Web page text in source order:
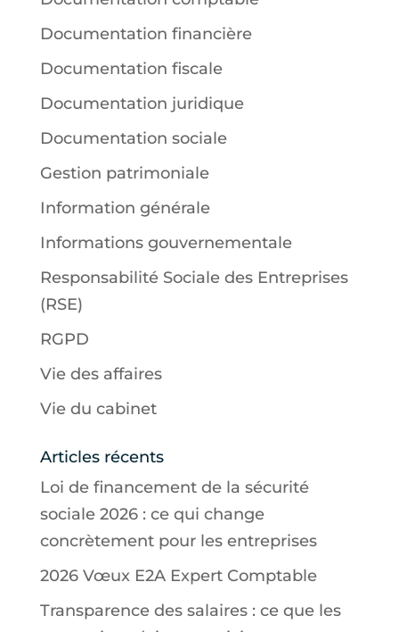
Documentation financière
Documentation fiscale
Documentation juridique
Documentation sociale
Gestion patrimoniale
Information générale
Informations gouvernementale
Responsabilité Sociale des Entreprises
(RSE)
RGPD
Vie des affaires
Vie du cabinet
Articles récents
Loi de financement de la sécurité
sociale 2026 : ce qui change
concrètement pour les entreprises
2026 Vœux E2A Expert Comptable
Transparence des salaires : ce que les